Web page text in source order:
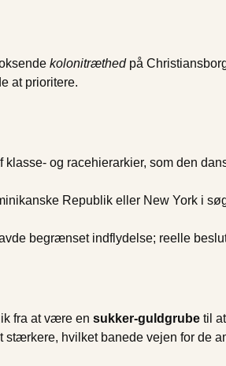
kolonitræthedpå
at prioritere.
og racehierarkier, som den
Republik eller New York i
begrænset indflydelse; reelle
fra at være en sukker-guldgrube til
hvilket banede vejen for de